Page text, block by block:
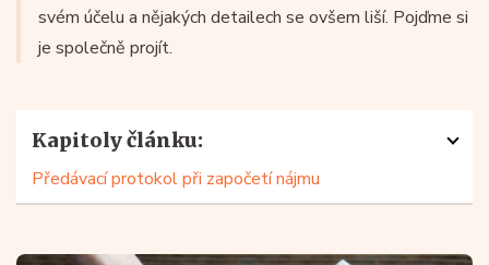
svém účelu a nějakých detailech se ovšem liší. Pojďme si
je společně projít.
Kapitoly článku:
Předávací protokol při započetí nájmu